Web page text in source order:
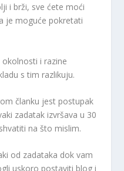
i brži, sve ćete moći
je moguće pokretati
i razine
s tim razlikuju.
članku jest postupak
zadatak izvršava u 30
na što mislim.
od zadataka dok vam
uskoro postaviti blog i